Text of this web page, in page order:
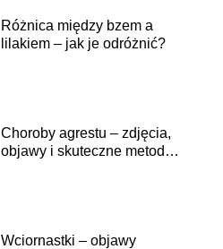
Różnica między bzem a
lilakiem – jak je odróżnić?
Choroby agrestu – zdjęcia,
objawy i skuteczne metody
Wciornastki – objawy